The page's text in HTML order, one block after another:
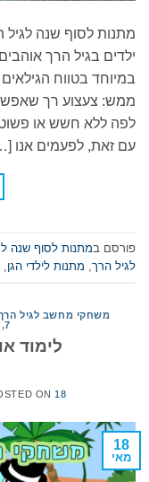
מתנות לסוף שנה
ילדים בגיל הרך
במיוחד בטווח
ממש: צעצוע רך
לפה ללא חשש או
עם זאת, לפעמים אנו
פורסם במתנות לסוף שנה
לגיל הרך מתנות לילדי הגן
משחקי מחשב לגיל
7
,
לימוד
ON 18 במאי 2016
18
מאי